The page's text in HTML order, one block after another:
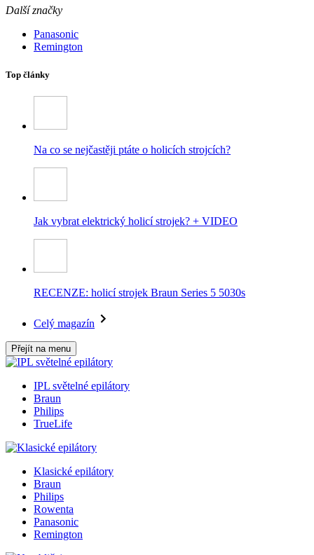
Další značky
Panasonic
Remington
Top články
Na co se nejčastěji ptáte o holicích strojcích?
Jak vybrat elektrický holicí strojek? + VIDEO
RECENZE: holicí strojek Braun Series 5 5030s
Celý magazín
Přejít na menu
IPL světelné epilátory
Braun
Philips
TrueLife
Klasické epilátory
Braun
Philips
Rowenta
Panasonic
Remington